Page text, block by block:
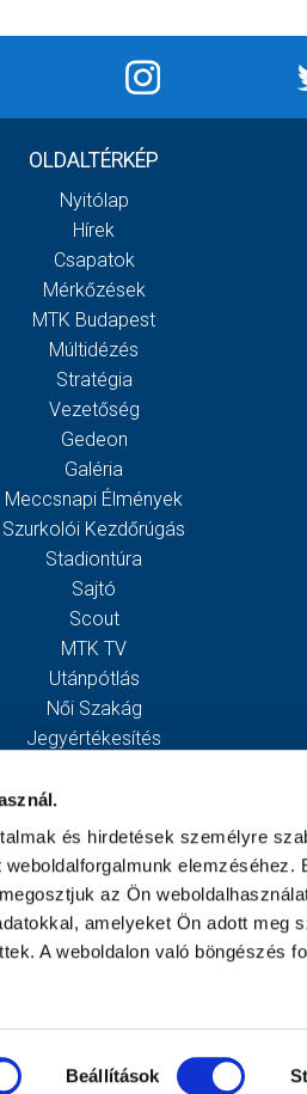
és hirdetések személyre
az Ön
amelyeket Ön adott meg
A weboldalon való böngészés
Beállítások
OLDALTÉRKÉP
Nyitólap
Hírek
Csapatok
Mérkőzések
MTK Budapest
Múltidézés
Stratégia
Vezetőség
Gedeon
Galéria
Meccsnapi Élmények
Szurkolói Kezdőrúgás
Stadiontúra
Sajtó
Scout
MTK TV
Utánpótlás
Női Szakág
Jegyértékesítés
Egyesület
Kapcsolat